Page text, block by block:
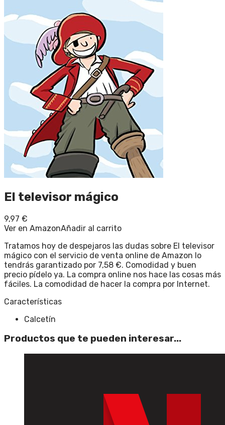
El televisor mágico
9,97 €
Ver en AmazonAñadir al carrito
Tratamos hoy de despejaros las dudas sobre El televisor
mágico con el servicio de venta online de Amazon lo
tendrás garantizado por 7,58 €. Comodidad y buen
precio pídelo ya. La compra online nos hace las cosas más
fáciles. La comodidad de hacer la compra por Internet.
Características
Calcetín
Productos que te pueden interesar...